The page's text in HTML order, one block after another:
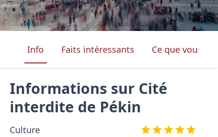
Info Faits intéressants Ce que vous
Informations sur Cité
interdite de Pékin
Culture